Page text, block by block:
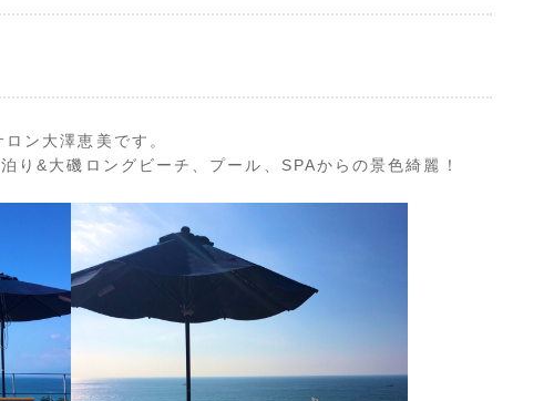
ン大澤恵美です。
り&大磯ロングビーチ、プール、SPAからの景色綺麗！